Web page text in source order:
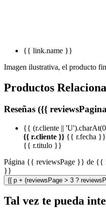
{{ link.name }}
Imagen ilustrativa, el producto
Productos
Reseñas ({{
{{ (r.cliente ||
{{ r.cliente }} {{ r.fecha }}
{{ r.titulo }}
Página {{ reviewsPage }} de {{
}}
{{ p + (reviewsPage > 3 ?
Tal vez te pueda